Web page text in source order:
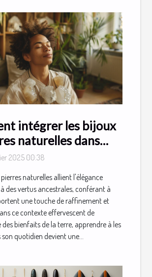
intégrer les bijoux
naturelles dans
2025 00:38
naturelles allient l'élégance
des vertus ancestrales, conférant à
une touche de raffinement et
ce contexte effervescent de
bienfaits de la terre, apprendre à les
quotidien devient une...